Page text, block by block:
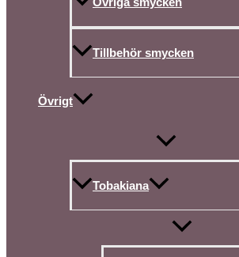
Tillbehör smycken
Övrigt
Tobakiana